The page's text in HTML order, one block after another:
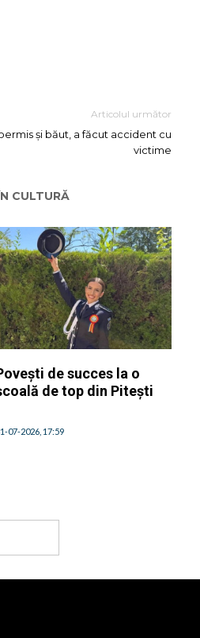
Articolul următor
și băut, a făcut accident cu
victime
CULTURĂ
de succes la o
de top din Pitești
07-2026, 17:59